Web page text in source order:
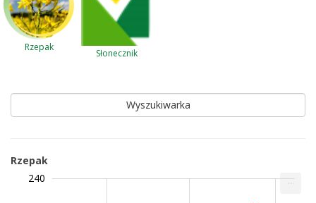
Rzepak
Słonecznik
Wyszukiwarka
Rzepak
240 ...